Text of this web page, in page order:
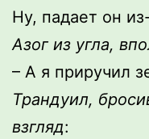
Ну, падает он
Азог из угла,
– А я приручил
Трандуил,
взгляд: